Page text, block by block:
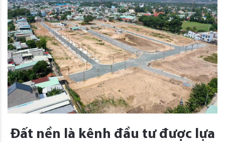
Đất nền là kênh đầu tư được lựa